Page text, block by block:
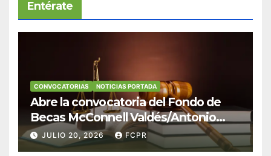
Entérate
CONVOCATORIAS NOTICIAS PORTADA
Abre la convocatoria del Fondo de
Becas McConnell Valdés/Antonio
Escudero Viera para estudiantes de
Derecho en Puerto Rico
JULIO 20, 2026 FCPR